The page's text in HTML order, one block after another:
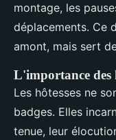
montage, les
déplacements. Ce
amont, mais sert
L'importance des
Les hôtesses ne
badges. Elles
tenue, leur